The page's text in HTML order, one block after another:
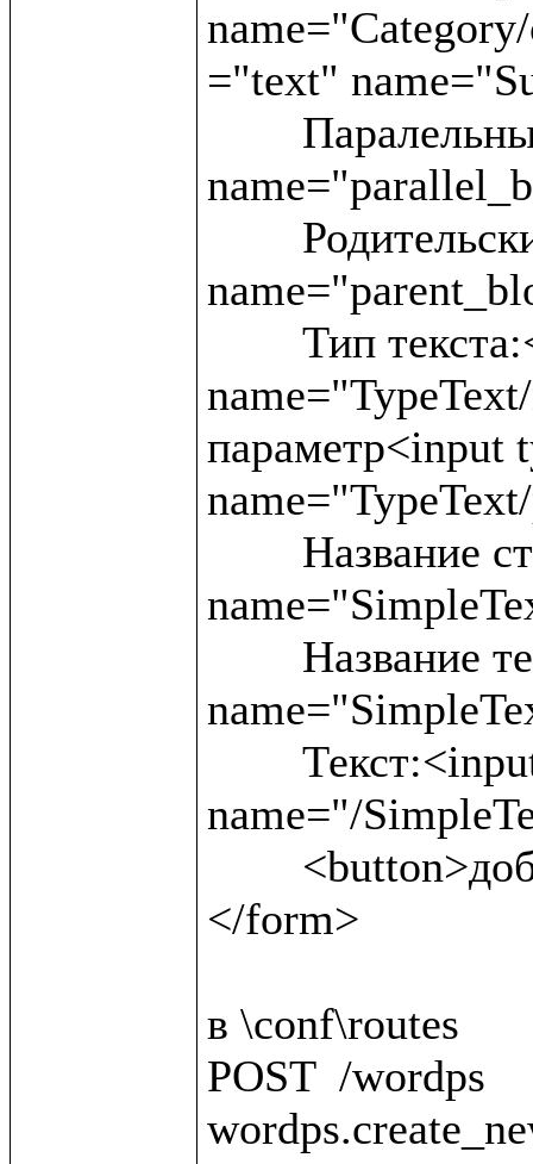
="text"
параметр<input
name="/
</form>
в \conf\routes
POST  /wordps